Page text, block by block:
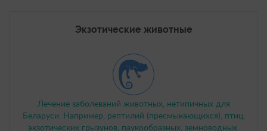
Экзотические животные
Лечение заболеваний животных, нетипичных для
Беларуси. Например, рептилий (пресмыкающихся), птиц,
экзотических грызунов, паукообразных, земноводных.